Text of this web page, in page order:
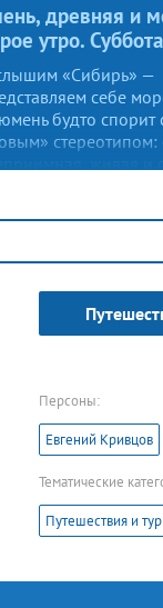
древняя и
утро.
«Сибирь» —
себе
будто спорит
стереотипом:
Персоны:
Евгений Кривцов
Тематические
Путешествия и